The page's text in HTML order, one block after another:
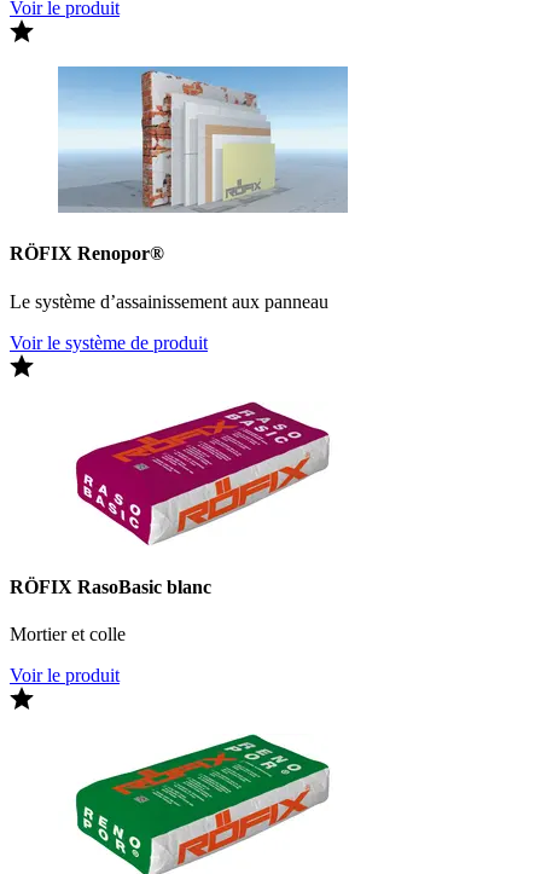
Voir le produit
RÖFIX Renopor®
Le système d’assainissement aux panneau
Voir le système de produit
RÖFIX RasoBasic blanc
Mortier et colle
Voir le produit